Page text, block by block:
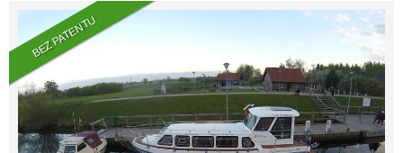
BEZ PATENTU